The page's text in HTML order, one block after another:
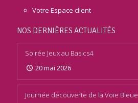
Votre Espace client
NOS DERNIÈRES ACTUALITÉS
Soirée Jeux au Basics4
20 mai 2026
Journée découverte de la Voie Bleue